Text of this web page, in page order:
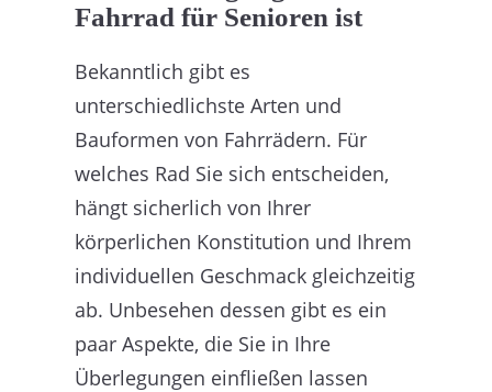
Fahrrad für Senioren ist
Bekanntlich gibt es
unterschiedlichste Arten und
Bauformen von Fahrrädern. Für
welches Rad Sie sich entscheiden,
hängt sicherlich von Ihrer
körperlichen Konstitution und Ihrem
individuellen Geschmack gleichzeitig
ab. Unbesehen dessen gibt es ein
paar Aspekte, die Sie in Ihre
Überlegungen einfließen lassen